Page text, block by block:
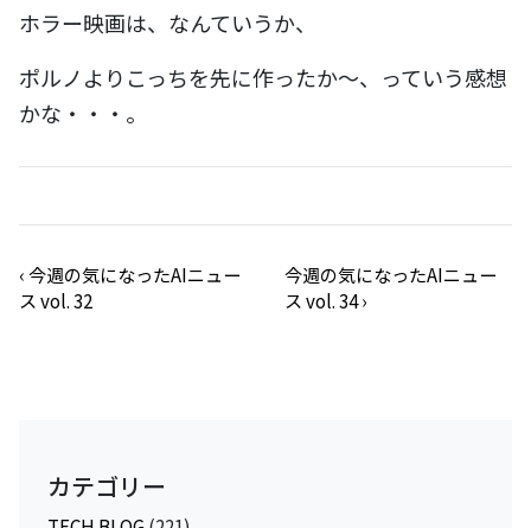
ホラー映画は、なんていうか、
ポルノよりこっちを先に作ったか～、っていう感想
かな・・・。
‹今週の気になったAIニュー
ス vol. 32
今週の気になったAIニュー
ス vol. 34›
カテゴリー